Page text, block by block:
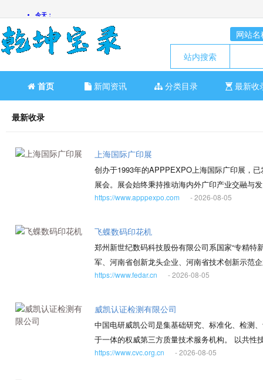
网站名
站内搜索
首页 新闻资讯 分类目录 最新收
最新收录
上海国际广印展
创办于1993年的APPPEXPO上海国际广印展，
展会。展会始终秉持推动海内外广印产业交融与
作共享、引领创新”为一体的全产业链商贸对接平
一个多维度的全球生态圈。 面对数字化、智能
聚焦智能制造、可持续发展、数字印刷等热点趋
https://www.apppexpo.com - 2026-08-05
飞蝶数码印花机
郑州新世纪数码科技股份有限公司系国家“专精
军、河南省创新龙头企业、河南省技术创新示范
位、河南省服务型制造示范企业。公司股票于
业应用和普及，专业从事数码喷墨印花机、数码
培育了天彩、世纪风、飞蝶纺印、百利、变色龙
瞻性布局新产品的开发并进行知识产权的保护，
面构建了包括关键部件构型与设计、关键模块整
https://www.fedar.cn - 2026-08-05
威凯认证检测有限公司
中国电研威凯公司是集基础研究、标准化、检测
于一体的权威第三方质量技术服务机构。 以共性
力验证、实验室技术服务、培训等相关延伸服务
https://www.cvc.org.cn - 2026-08-05